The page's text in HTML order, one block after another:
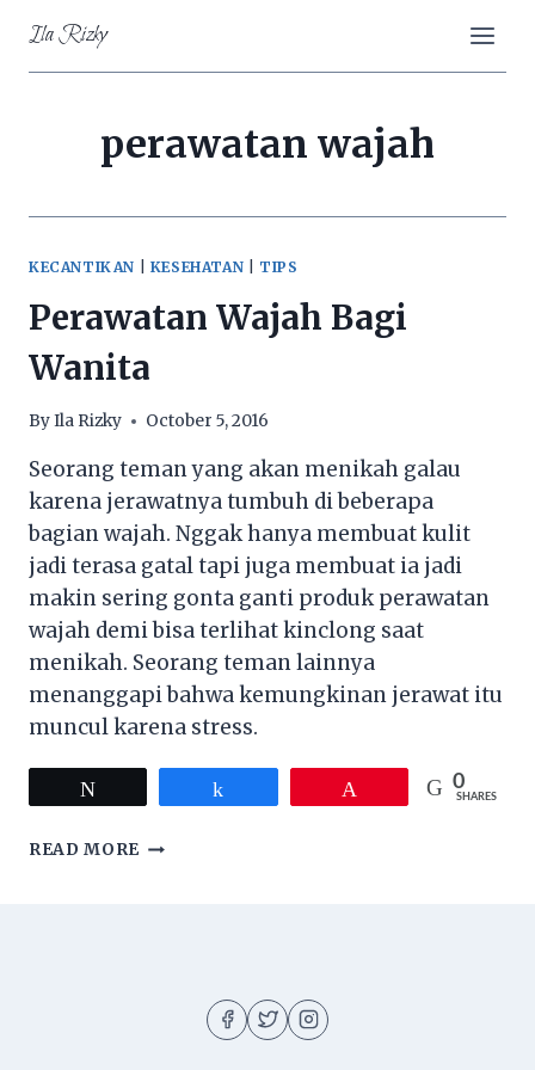
content
Ila Rizky
perawatan wajah
KECANTIKAN KESEHATAN TIPS
Perawatan Wajah Bagi
Wanita
ByIla Rizky October 5, 2016
Seorang teman yang akan menikah galau
karena jerawatnya tumbuh di beberapa
bagian wajah. Nggak hanya membuat kulit
jadi terasa gatal tapi juga membuat ia jadi
makin sering gonta ganti produk perawatan
wajah demi bisa terlihat kinclong saat
menikah. Seorang teman lainnya
menanggapi bahwa kemungkinan jerawat itu
muncul karena stress.
0
SHARES
READ MORE PERAWATAN